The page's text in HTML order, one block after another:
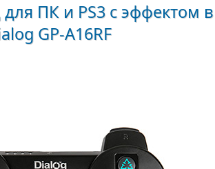
ПК и PS3 с эффектом
GP-A16RF